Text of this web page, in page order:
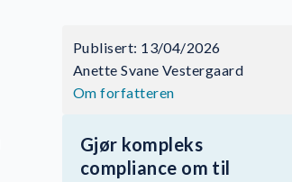
Publisert: 13/04/2026
Anette Svane Vestergaard
Om forfatteren
Gjør kompleks
compliance om til